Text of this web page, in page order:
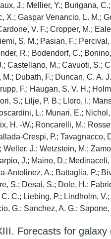
J.; Mellier, Y.; Burigana,
X.; Gaspar Venancio, L. M.;
V. F.; Cropper, M.;
S. M.; Pasian, F.;
R.; Bodendorf, C.;
Castellano, M.; Cavuoti, S.;
Dubath, F.; Duncan, C. A.
F.; Haugan, S. V. H.;
S.; Lilje, P. B.; Lloro, I.;
L.; Munari, E.;
H. -W.; Roncarelli, M.;
Crespi, P.; Tavagnacco,
Weller, J.; Wetzstein, M.;
J.; Maino, D.;
Antolinez, A.; Battaglia, P.;
S.; Desai, S.; Dole, H.;
C.; Liebing, P.; Lindholm,
G.; Sanchez, A. G.;
Forecasts for